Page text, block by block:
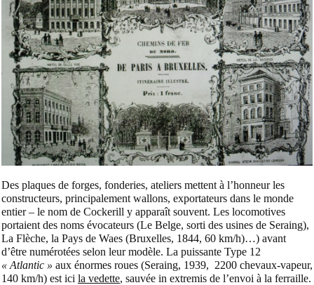
Des plaques de forges, fonderies, ateliers mettent à l’honneur les
constructeurs, principalement wallons, exportateurs dans le monde
entier – le nom de Cockerill y apparaît souvent. Les locomotives
portaient des noms évocateurs (Le Belge, sorti des usines de Seraing),
La Flèche, la Pays de Waes (Bruxelles, 1844, 60 km/h)…) avant
d’être numérotées selon leur modèle. La puissante Type 12
« Atlantic » aux énormes roues (Seraing, 1939, 2200 chevaux-vapeur,
140 km/h) est ici la vedette, sauvée in extremis de l’envoi à la ferraille.